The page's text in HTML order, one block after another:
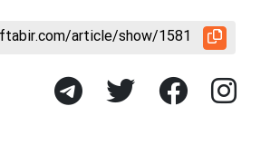
article/show/1581